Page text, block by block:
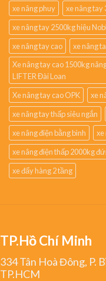
xe nâng phuy
xe nâng tay
xe nâng tay 2500kg hiệu
xe nâng tay cao
xe nâng
Xe nâng tay cao 1500kg
LIFTER Đài Loan
Xe nâng tay cao OPK
xe
xe nâng tay thấp siêu ngắn
xe nâng điện bằng bình
xe
xe nâng điện thấp 2000kg
xe đẩy hàng 2 tầng
TP.Hồ Chí Minh
334 Tân Hoà Đông, P.
TP.HCM